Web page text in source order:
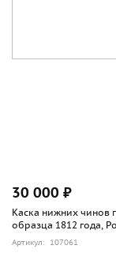
30 000 ₽
Каска нижних чинов
образца 1812 года,
Артикул: 107061